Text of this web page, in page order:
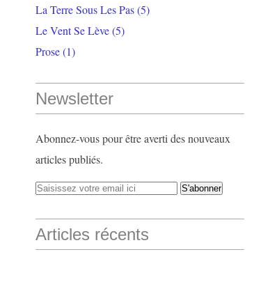
La Terre Sous Les Pas(5)
Le Vent Se Lève(5)
Prose(1)
Newsletter
Abonnez-vous pour être averti des nouveaux
articles publiés.
Articles récents